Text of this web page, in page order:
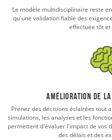
Le modèle multidisciplinaire reste
qu'une validation fiable des
effectuée tôt
Amélioration de
Prenez des décisions éclairées tout
simulations, les analyses et les
permettent d'évaluer l'impact de vos
des délais et des